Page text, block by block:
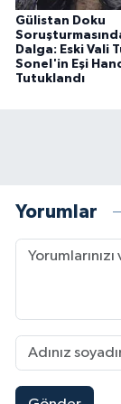
Gülistan Doku
Dalga: Eski Vali
Sonel'in Eşi
Tutuklandı
Yorumlar